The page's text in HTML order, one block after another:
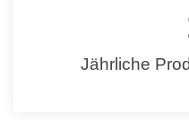
Jährliche